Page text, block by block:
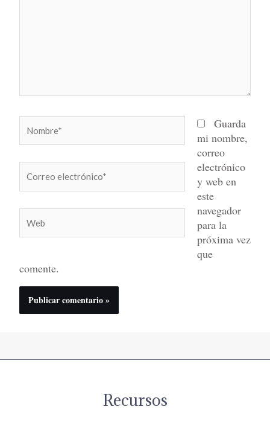
electrónico*
Guarda
mi nombre,
correo
electrónico
y web en
este
navegador
para la
próxima vez
que
comente.
Recursos